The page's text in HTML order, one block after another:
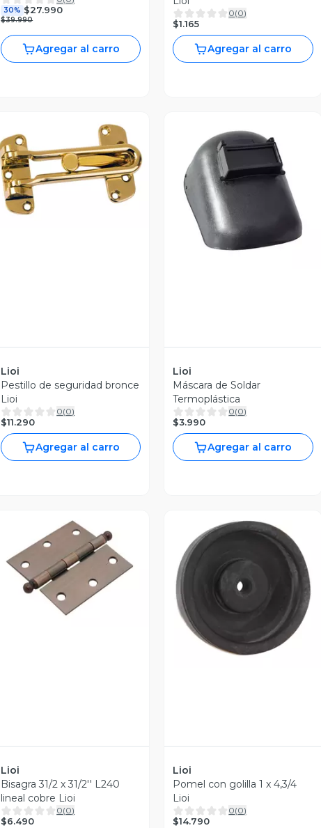
30% $27.990
$39.990
Agregar al carro
0(0)
$1.165
Agregar al carro
Vista Previa
Lioi
Pestillo de seguridad bronce
Lioi
0(0)
$11.290
Agregar al carro
Vista Previa
Lioi
Máscara de Soldar
Termoplástica
0(0)
$3.990
Agregar al carro
Vista Previa
Lioi
Bisagra 31/2 x 31/2'' L240
lineal cobre Lioi
0(0)
$6.490
Vista Previa
Lioi
Pomel con golilla 1 x 4,3/4
Lioi
0(0)
$14.790